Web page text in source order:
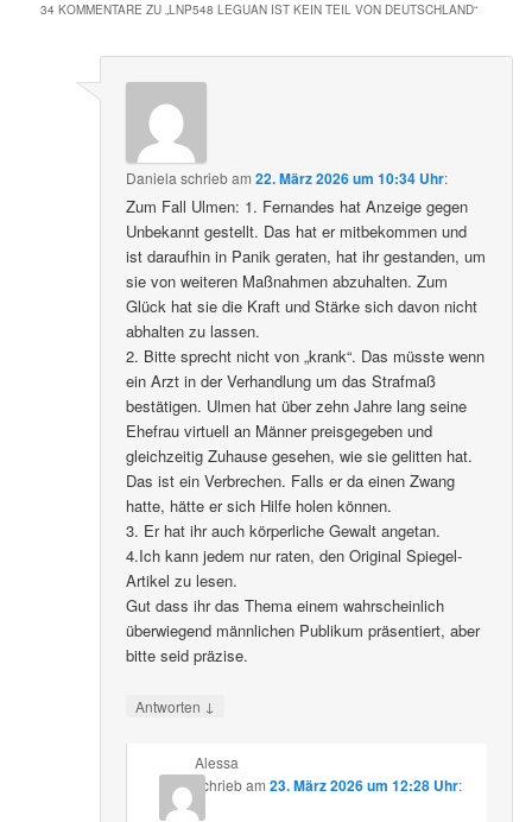
34 KOMMENTARE ZU „LNP548 LEGUAN IST KEIN TEIL VON DEUTSCHLAND“
Daniela schriebam22. März 2026 um 10:34 Uhr:
Zum Fall Ulmen: 1. Fernandes hat Anzeige gegen
Unbekannt gestellt. Das hat er mitbekommen und
ist daraufhin in Panik geraten, hat ihr gestanden, um
sie von weiteren Maßnahmen abzuhalten. Zum
Glück hat sie die Kraft und Stärke sich davon nicht
abhalten zu lassen.
2. Bitte sprecht nicht von „krank“. Das müsste wenn
ein Arzt in der Verhandlung um das Strafmaß
bestätigen. Ulmen hat über zehn Jahre lang seine
Ehefrau virtuell an Männer preisgegeben und
gleichzeitig Zuhause gesehen, wie sie gelitten hat.
Das ist ein Verbrechen. Falls er da einen Zwang
hatte, hätte er sich Hilfe holen können.
3. Er hat ihr auch körperliche Gewalt angetan.
4.Ich kann jedem nur raten, den Original Spiegel-
Artikel zu lesen.
Gut dass ihr das Thema einem wahrscheinlich
überwiegend männlichen Publikum präsentiert, aber
bitte seid präzise.
Antworten ↓
Alessa
schriebam 23. März 2026 um 12:28 Uhr: